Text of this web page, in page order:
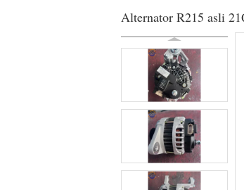
Alternator R215 asli